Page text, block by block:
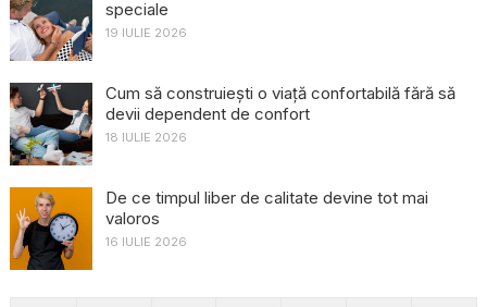
speciale
19 IULIE 2026
Cum să construiești o viață confortabilă fără să
devii dependent de confort
18 IULIE 2026
De ce timpul liber de calitate devine tot mai
valoros
16 IULIE 2026